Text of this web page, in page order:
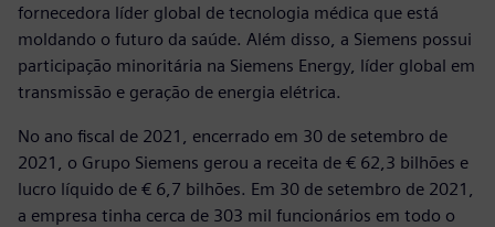
fornecedora líder global de tecnologia médica que está
moldando o futuro da saúde. Além disso, a Siemens possui
participação minoritária na Siemens Energy, líder global em
transmissão e geração de energia elétrica.
No ano fiscal de 2021, encerrado em 30 de setembro de
2021, o Grupo Siemens gerou a receita de € 62,3 bilhões e
lucro líquido de € 6,7 bilhões. Em 30 de setembro de 2021,
a empresa tinha cerca de 303 mil funcionários em todo o